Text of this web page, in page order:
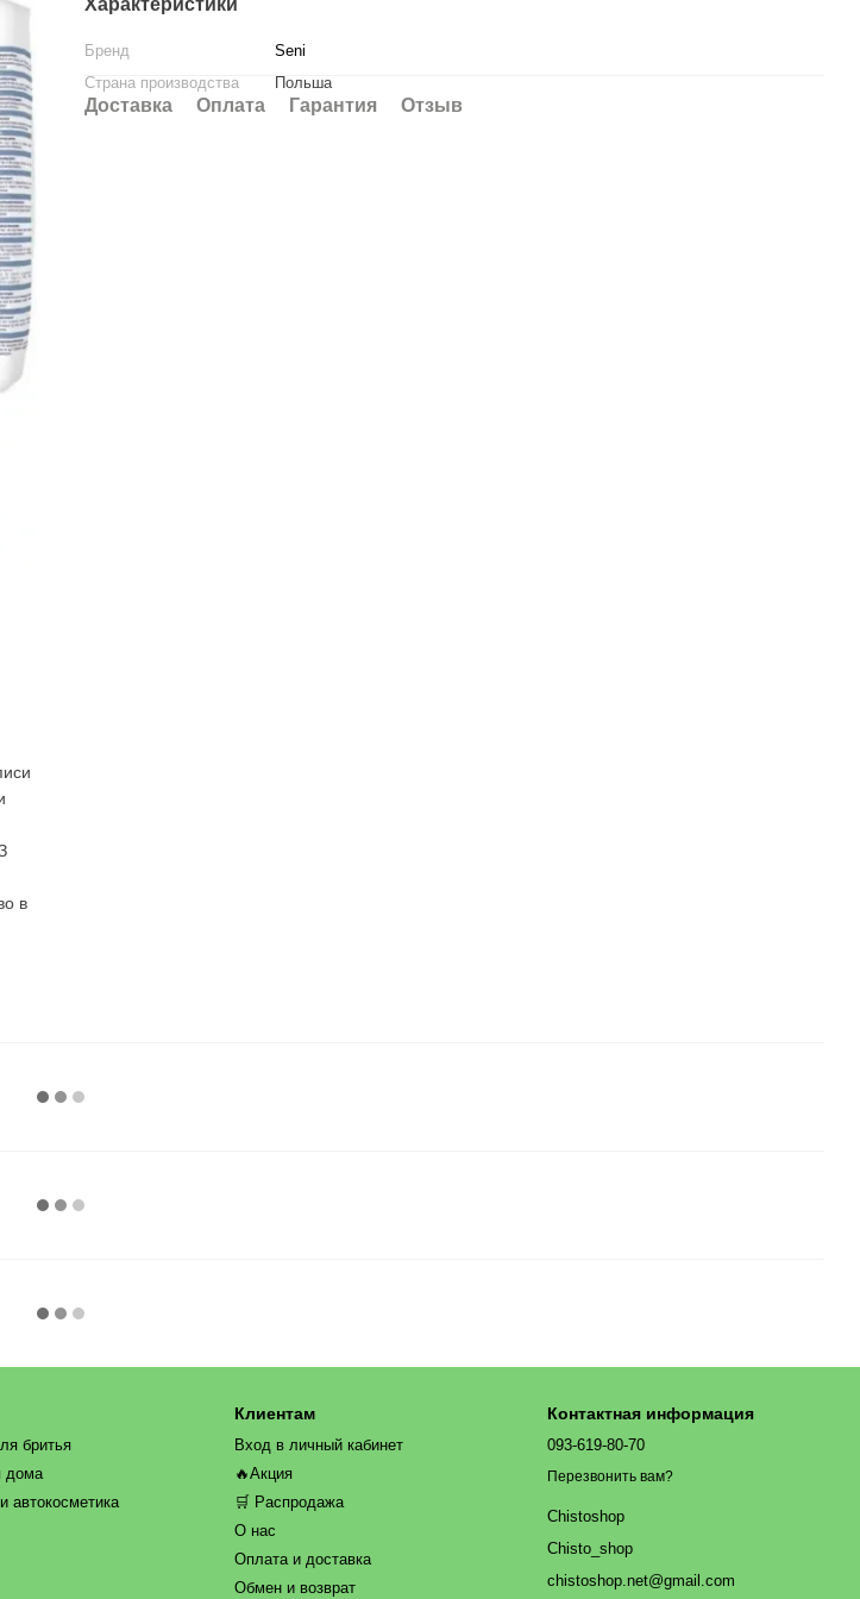
в
Характеристики
Бренд
Seni
Страна производства
Польша
Доставка Оплата Гарантия Отзыв
бритья
дома
автокосметика
Клиентам
Вход в личный кабинет
🔥Акция
🛒 Распродажа
О нас
Оплата и доставка
Обмен и возврат
Контактная информация
093-619-80-70
Перезвонить вам?
Chistoshop
Chisto_shop
chistoshop.net@gmail.com